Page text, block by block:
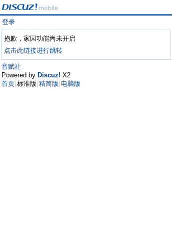
登录
抱歉，家园功能尚未开启
点击此链接进行跳转
音赋社
Powered by Discuz! X2
首页 标准版 精简版 电脑版